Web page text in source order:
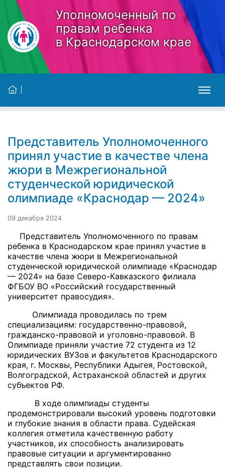
Skip to main content
Уполномоченный по
правам ребенка
в Краснодарском крае
Представитель Уполномоченного
принял участие в качестве члена
жюри в Межрегиональной
студенческой юридической
олимпиаде «Краснодар — 2024»
09 декабря 2024
Представитель Уполномоченного по правам
ребенка в Краснодарском крае принял участие в
качестве члена жюри в Межрегиональной
студенческой юридической олимпиаде «Краснодар
— 2024» на базе Северо-Кавказского филиала
ФГБОУ ВО «Российский государственный
университет правосудия».
Олимпиада проводилась по трем
специализациям: государственно-правовой,
гражданско-правовой и уголовно-правовой. В
Олимпиаде приняли участие 72 студента из 12
юридических ВУЗов и факультетов Краснодарского
края, г. Москвы, Республики Адыгея, Ростовской,
Волгоградской, Астраханской областей и других
субъектов РФ.
В ходе олимпиады студенты
продемонстрировали высокий уровень подготовки
и глубокие знания в области права. Судейская
коллегия отметила качественную работу
участников, их способность анализировать
правовые ситуации и аргументированно
представлять свои позиции.